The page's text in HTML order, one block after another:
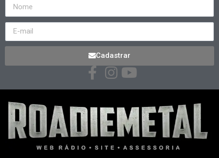
Cadastrar